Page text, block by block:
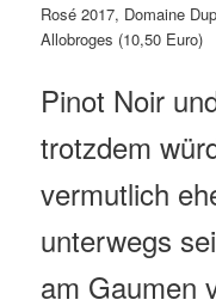
Rosé 2017, Domaine
Allobroges (10,50 Euro)
Pinot Noir
trotzdem
vermutlich
unterwegs
am Gaumen